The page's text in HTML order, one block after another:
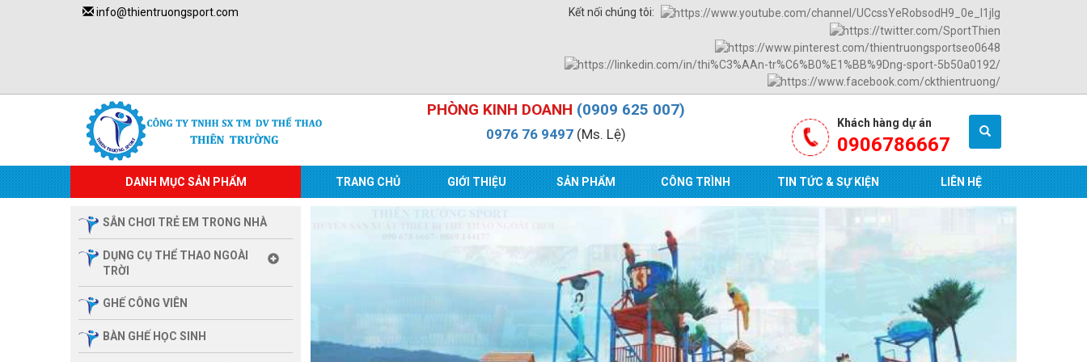
info@thientruongsport.com Kết nối chúng tôi:
PHÒNG KINH DOANH (0909 625 007)
0976 76 9497(Ms. Lệ)
Khách hàng dự án
0906786667
DANH MỤC SẢN PHẨM TRANG CHỦ GIỚI THIỆU SẢN PHẨM CÔNG TRÌNH TIN TỨC & SỰ KIỆN LIÊN HỆ
SÂN CHƠI TRẺ EM TRONG NHÀ
DỤNG CỤ THỂ THAO NGOÀI
TRỜI
GHẾ CÔNG VIÊN
BÀN GHẾ HỌC SINH